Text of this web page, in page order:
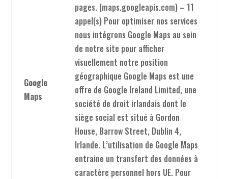
Google
Maps
pages. (maps.googleapis.com) – 11
appel(s) Pour optimiser nos services
nous intégrons Google Maps au sein
de notre site pour afficher
visuellement notre position
géographique Google Maps est une
offre de Google Ireland Limited, une
société de droit irlandais dont le
siège social est situé à Gordon
House, Barrow Street, Dublin 4,
Irlande. L’utilisation de Google Maps
entraine un transfert des données à
caractère personnel hors UE. Pour